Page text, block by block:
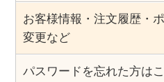
お客様情報・注文履歴・
変更など
パスワードを忘れた方は